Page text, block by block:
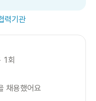
력기관
1회
채용했어요